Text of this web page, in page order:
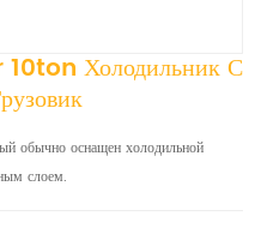
Холодильник С
обычно оснащен холодильной
слоем.